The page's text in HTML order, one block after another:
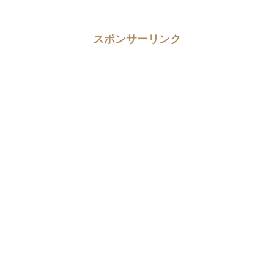
スポンサーリンク